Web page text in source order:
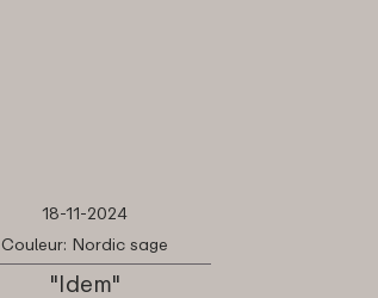
18-11-2024
Couleur: Nordic sage
"Idem"